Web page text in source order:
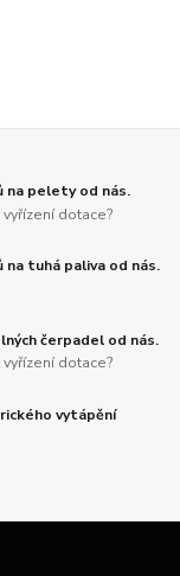
na pelety od nás.
dotace?
tuhá paliva od nás.
čerpadel od nás.
dotace?
vytápění